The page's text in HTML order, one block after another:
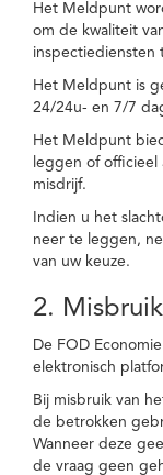
Het Meldpunt
om de kwaliteit
inspectiediensten
Het Meldpunt is
24/24u- en 7/7
Het Meldpunt
leggen of
misdrijf.
Indien u het
neer te leggen,
van uw keuze.
2. Misbruik
De FOD
elektronisch
Bij misbruik van
de betrokken
Wanneer deze
de vraag geen